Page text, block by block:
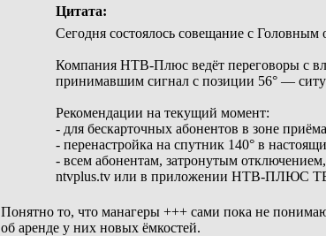
Цитата:
Сегодня состоялось совещание с
Компания НТВ‑Плюс ведёт переговоры с
принимавшим сигнал с позиции 56° —
Рекомендации на текущий момент:
- для бескарточных абонентов в зоне
- перенастройка на спутник 140° в
- всем абонентам, затронутым
ntvplus.tv или в приложении НТВ‑ПЛЮС ТВ,
Понятно то, что манагеры +++ сами пока не
об аренде у них новых ёмкостей.